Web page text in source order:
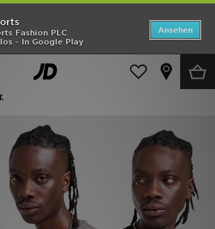
Fashion PLC
- In Google Play
Ansehen
T-Shirts und Tanktops